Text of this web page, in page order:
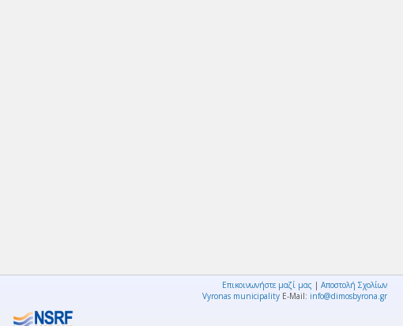
Επικοινωνήστε μαζί μας | Αποστολή Σχολίων
Vyronas municipality E-Mail: info@dimosbyrona.gr